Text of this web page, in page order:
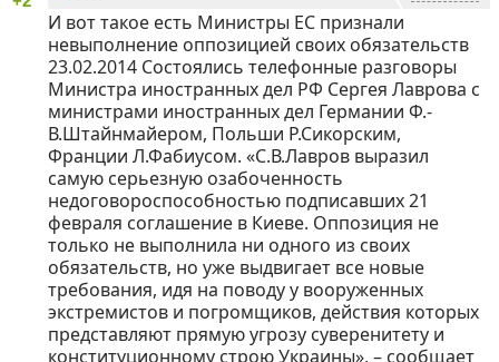
И вот такое есть Министры ЕС признали
невыполнение оппозицией своих обязательств
23.02.2014 Состоялись телефонные разговоры
Министра иностранных дел РФ Сергея Лаврова с
министрами иностранных дел Германии Ф.-
В.Штайнмайером, Польши Р.Сикорским,
Франции Л.Фабиусом. «С.В.Лавров выразил
самую серьезную озабоченность
недоговороспособностью подписавших 21
февраля соглашение в Киеве. Оппозиция не
только не выполнила ни одного из своих
обязательств, но уже выдвигает все новые
требования, идя на поводу у вооруженных
экстремистов и погромщиков, действия которых
представляют прямую угрозу суверенитету и
конституционному строю Украины», – сообщает